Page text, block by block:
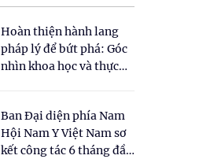
Hoàn thiện hành lang
pháp lý để bứt phá: Góc
nhìn khoa học và thực
cho Luật Y dược cổ
truyền Việt Nam"
Ban Đại diện phía Nam
Hội Nam Y Việt Nam sơ
kết công tác 6 tháng đầu